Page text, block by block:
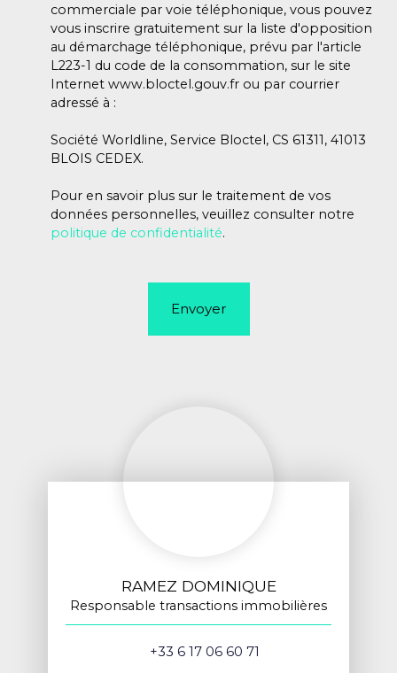
commerciale par voie téléphonique, vous pouvez
vous inscrire gratuitement sur la liste d'opposition
au démarchage téléphonique, prévu par l'article
L223-1 du code de la consommation, sur le site
Internet www.bloctel.gouv.fr ou par courrier
adressé à :
Société Worldline, Service Bloctel, CS 61311, 41013
BLOIS CEDEX.
Pour en savoir plus sur le traitement de vos
données personnelles, veuillez consulter notre
politique de confidentialité.
Envoyer
RAMEZ DOMINIQUE
Responsable transactions immobilières
+33 6 17 06 60 71